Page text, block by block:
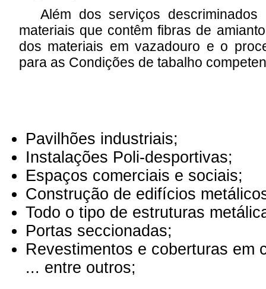
Além dos serviços descriminados
materiais que contêm fibras de
dos materiais em vazadouro e o
para as Condições de tabalho
Pavilhões industriais;
Instalações Poli-desportivas;
Espaços comerciais e sociais;
Construção de edifícios
Todo o tipo de estruturas
Portas seccionadas;
Revestimentos e coberturas em
... entre outros;